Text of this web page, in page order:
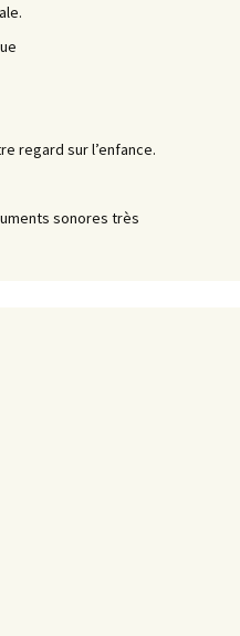
regard sur l’enfance.
sonores très